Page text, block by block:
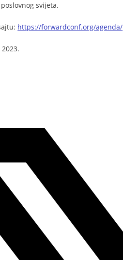
svijeta.
https://forwardconf.org/agenda/